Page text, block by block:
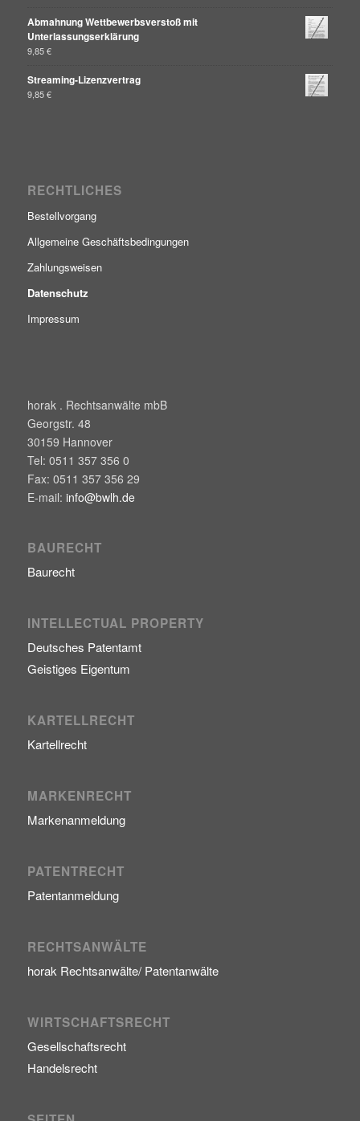
Abmahnung Wettbewerbsverstoß mit
Unterlassungserklärung
9,85€
Streaming-Lizenzvertrag
9,85€
RECHTLICHES
Bestellvorgang
Allgemeine Geschäftsbedingungen
Zahlungsweisen
Datenschutz
Impressum
horak . Rechtsanwälte mbB
Georgstr. 48
30159 Hannover
Tel: 0511 357 356 0
Fax: 0511 357 356 29
E-mail: info@bwlh.de
BAURECHT
Baurecht
INTELLECTUAL PROPERTY
Deutsches Patentamt
Geistiges Eigentum
KARTELLRECHT
Kartellrecht
MARKENRECHT
Markenanmeldung
PATENTRECHT
Patentanmeldung
RECHTSANWÄLTE
horak Rechtsanwälte/ Patentanwälte
WIRTSCHAFTSRECHT
Gesellschaftsrecht
Handelsrecht